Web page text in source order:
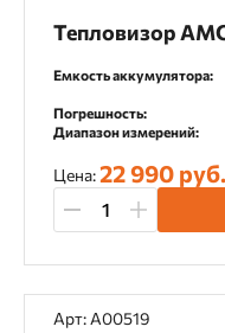
Тепловизор
Емкость аккумулятора:
Погрешность:
Диапазон измерений:
Цена:22 990 руб.
Арт: А00519